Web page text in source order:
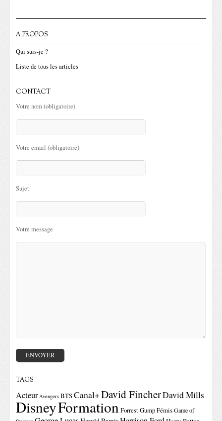
A PROPOS
Qui suis-je ?
Liste de tous les articles
CONTACT
Votre nom (obligatoire)
Votre email (obligatoire)
Sujet
Votre message
TAGS
Acteur Avengers BTSCanal+David FincherDavid Mills
DisneyFormationForrest GumpFémis Game of